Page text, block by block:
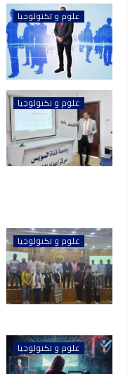
علوم و تكنولوجيا
علوم و تكنولوجيا
علوم و تكنولوجيا
علوم و تكنولوجيا